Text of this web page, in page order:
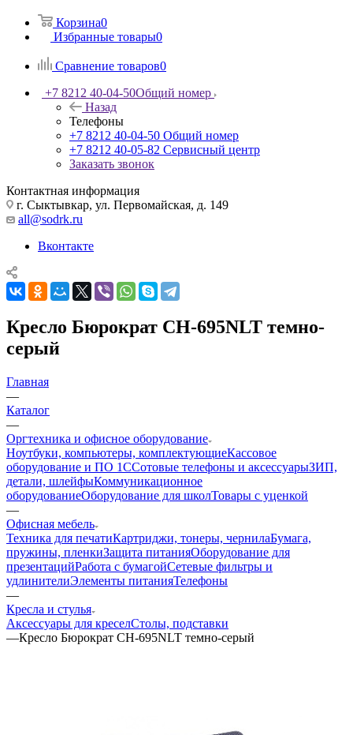
Корзина0
Избранные товары0
Сравнение товаров0
+7 8212 40-04-50Общий номер
Назад
Телефоны
+7 8212 40-04-50 Общий номер
+7 8212 40-05-82 Сервисный центр
Заказать звонок
Контактная информация
г. Сыктывкар, ул. Первомайская, д. 149
all@sodrk.ru
Вконтакте
Кресло Бюрократ CH-695NLT темно-
серый
Главная
—
Каталог
—
Оргтехника и офисное оборудование
Ноутбуки, компьютеры, комплектующиеКассовое
оборудование и ПО 1ССотовые телефоны и аксессуарыЗИП,
детали, шлейфыКоммуникационное
оборудованиеОборудование для школТовары с уценкой
—
Офисная мебель
Техника для печатиКартриджи, тонеры, чернилаБумага,
пружины, пленкиЗащита питанияОборудование для
презентацийРабота с бумагойСетевые фильтры и
удлинителиЭлементы питанияТелефоны
—
Кресла и стулья
Аксессуары для креселСтолы, подставки
—Кресло Бюрократ CH-695NLT темно-серый